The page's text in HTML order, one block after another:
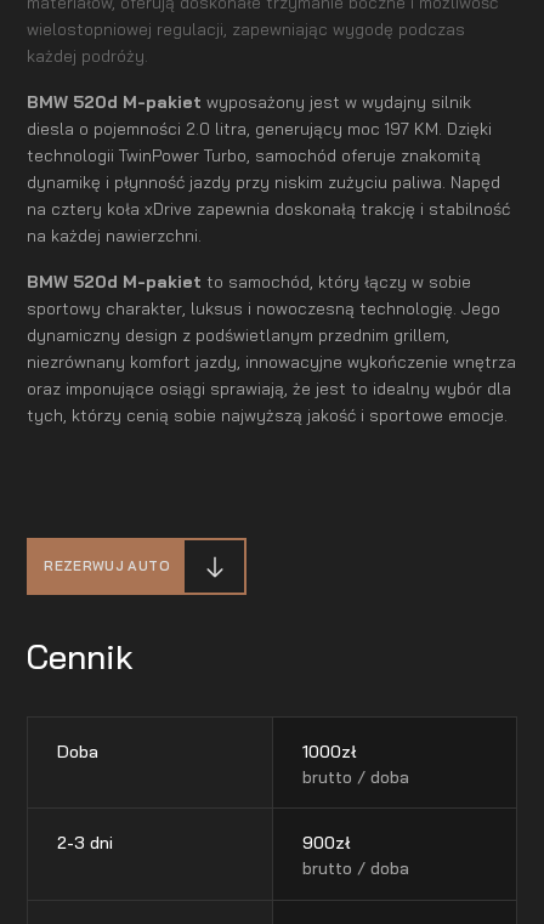
wielostopniowej regulacji, zapewniając wygodę podczas
każdej podróży.
BMW 520d M-pakietwyposażony jest w wydajny silnik
diesla o pojemności 2.0 litra, generujący moc 197 KM. Dzięki
technologii TwinPower Turbo, samochód oferuje znakomitą
dynamikę i płynność jazdy przy niskim zużyciu paliwa. Napęd
na cztery koła xDrive zapewnia doskonałą trakcję i stabilność
na każdej nawierzchni.
BMW 520d M-pakiet to samochód, który łączy w sobie
sportowy charakter, luksus i nowoczesną technologię. Jego
dynamiczny design z podświetlanym przednim grillem,
niezrównany komfort jazdy, innowacyjne wykończenie wnętrza
oraz imponujące osiągi sprawiają, że jest to idealny wybór dla
tych, którzy cenią sobie najwyższą jakość i sportowe emocje.
REZERWUJ AUTO
Cennik
Doba 1000zł
brutto / doba
2-3 dni 900zł
brutto / doba